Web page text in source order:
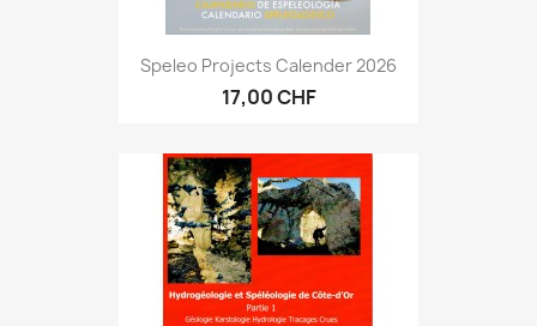
Speleo Projects Calender 2026
17,00 CHF